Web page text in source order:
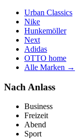
Urban Classics
Nike
Hunkemöller
Next
Adidas
OTTO home
Alle Marken →
Nach Anlass
Business
Freizeit
Abend
Sport